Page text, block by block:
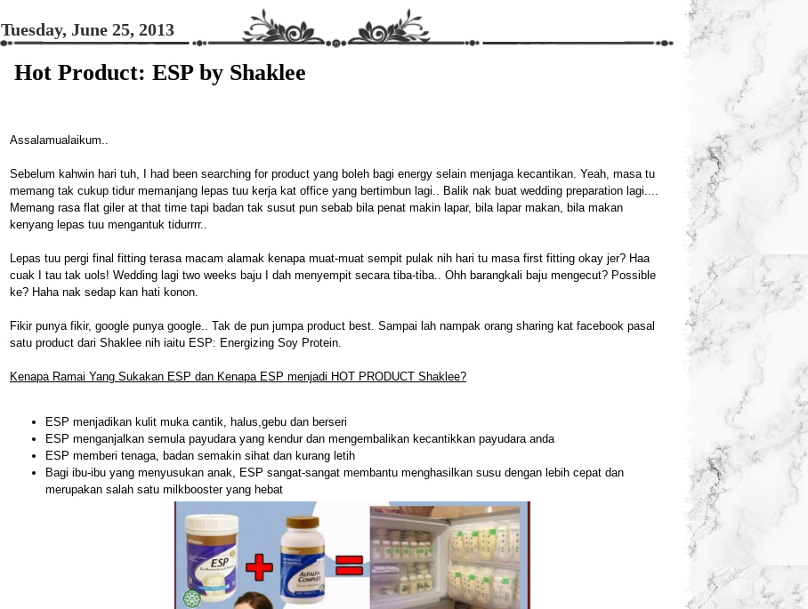
Tuesday, June 25, 2013
Hot Product: ESP by Shaklee
Assalamualaikum..
Sebelum kahwin hari tuh, I had been searching for product yang boleh bagi energy selain menjaga kecantikan. Yeah, masa tu
memang tak cukup tidur memanjang lepas tuu kerja kat office yang bertimbun lagi.. Balik nak buat wedding preparation lagi....
Memang rasa flat giler at that time tapi badan tak susut pun sebab bila penat makin lapar, bila lapar makan, bila makan
kenyang lepas tuu mengantuk tidurrrr..
Lepas tuu pergi final fitting terasa macam alamak kenapa muat-muat sempit pulak nih hari tu masa first fitting okay jer? Haa
cuak I tau tak uols! Wedding lagi two weeks baju I dah menyempit secara tiba-tiba.. Ohh barangkali baju mengecut? Possible
ke? Haha nak sedap kan hati konon.
Fikir punya fikir, google punya google.. Tak de pun jumpa product best. Sampai lah nampak orang sharing kat facebook pasal
satu product dari Shaklee nih iaitu ESP: Energizing Soy Protein.
Kenapa Ramai Yang Sukakan ESP dan Kenapa ESP menjadi HOT PRODUCT Shaklee?
ESP menjadikan kulit muka cantik, halus,gebu dan berseri
ESP menganjalkan semula payudara yang kendur dan mengembalikan kecantikkan payudara anda
ESP memberi tenaga, badan semakin sihat dan kurang letih
Bagi ibu-ibu yang menyusukan anak, ESP sangat-sangat membantu menghasilkan susu dengan lebih cepat dan
merupakan salah satu milkbooster yang hebat